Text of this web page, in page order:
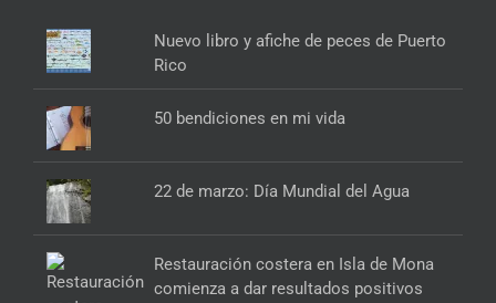
Nuevo libro y afiche de peces de Puerto
Rico
50 bendiciones en mi vida
22 de marzo: Día Mundial del Agua
Restauración costera en Isla de Mona
comienza a dar resultados positivos